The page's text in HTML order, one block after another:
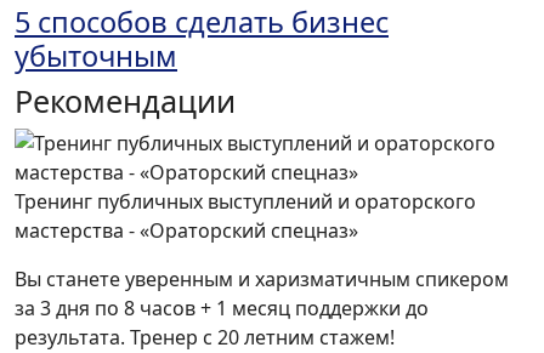
5 способов сделать бизнес
убыточным
Рекомендации
Тренинг публичных выступлений и ораторского
мастерства - «Ораторский спецназ»
Вы станете уверенным и харизматичным спикером
за 3 дня по 8 часов + 1 месяц поддержки до
результата. Тренер с 20 летним стажем!